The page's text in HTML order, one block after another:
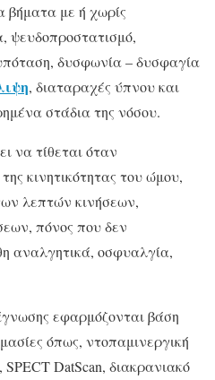
με ή χωρίς
ψευδοπροστατισμό,
δυσφωνία – δυσφαγία
, διαταραχές ύπνου και
στάδια της νόσου.
να τίθεται όταν
κινητικότητας του ώμου,
λεπτών κινήσεων,
πόνος που δεν
αναλγητικά, οσφυαλγία,
εφαρμόζονται βάση
όπως, ντοπαμινεργική
DatScan, διακρανιακό